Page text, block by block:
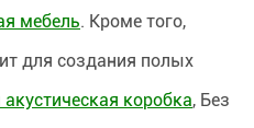
мебель. Кроме того,
для создания полых
коробка, Без